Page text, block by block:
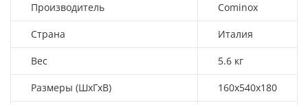
Производитель Cominox
Страна Италия
Вес 5.6 кг
Размеры (ШхГхВ) 160х540х180